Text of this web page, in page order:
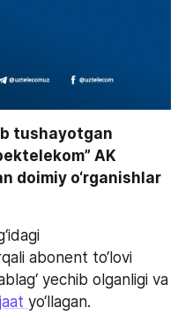
tushayotgan
AK
doimiy o‘rganishlar
abonent to‘lovi
yechib olganligi va
yo‘llagan.